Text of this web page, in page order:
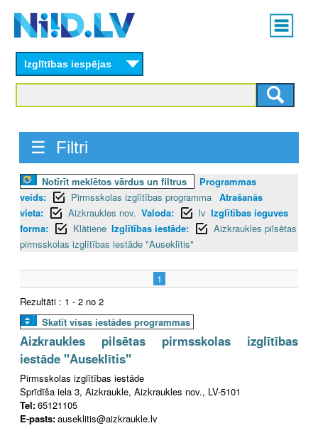
content
Main
menu
Izglītības iespējas
☰ Filtri
Notīrīt meklētos vārdus un filtrus
Programmas
veids:
Pirmsskolas izglītības programma Atrašanās
vieta:
Aizkraukles nov. Valoda: lv Izglītības ieguves
forma:
Klātiene Izglītības iestāde:
Aizkraukles pilsētas
pirmsskolas izglītības iestāde "Auseklītis"
1
Rezultāti : 1 - 2 no 2
Skatīt visas iestādes programmas
Aizkraukles pilsētas pirmsskolas izglītības
iestāde "Auseklītis"
Pirmsskolas izglītības iestāde
Sprīdīša iela 3, Aizkraukle, Aizkraukles nov., LV-5101
Tel:65121105
E-pasts:auseklitis@aizkraukle.lv